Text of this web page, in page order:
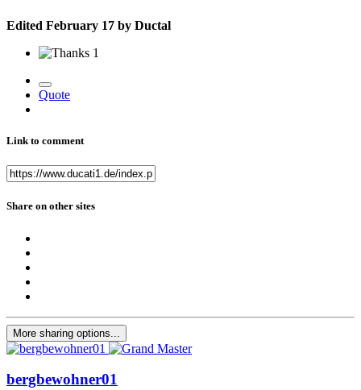
Edited February 17 by Ductal
1
Quote
Link to comment
Share on other sites
More sharing options...
bergbewohner01